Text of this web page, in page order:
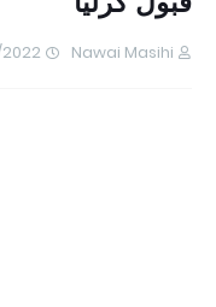
Nawai Masihi
AM